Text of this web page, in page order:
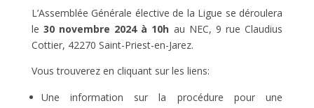
L’Assemblée Générale élective de la Ligue se déroulera
le 30 novembre 2024 à 10h au NEC, 9 rue Claudius
Cottier, 42270 Saint-Priest-en-Jarez.
Vous trouverez en cliquant sur les liens:
Une information sur la procédure pour une